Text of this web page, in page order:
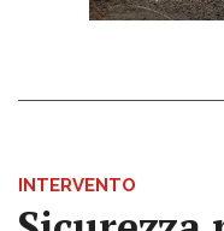
INTERVENTO